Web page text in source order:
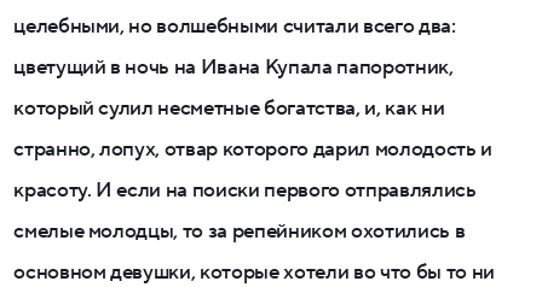
целебными, но волшебными считали всего два:
цветущий в ночь на Ивана Купала папоротник,
который сулил несметные богатства, и, как ни
странно, лопух, отвар которого дарил молодость и
красоту. И если на поиски первого отправлялись
смелые молодцы, то за репейником охотились в
основном девушки, которые хотели во что бы то ни